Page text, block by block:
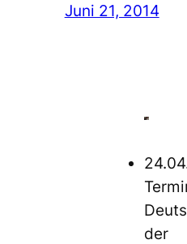
Juni 21, 2014
der